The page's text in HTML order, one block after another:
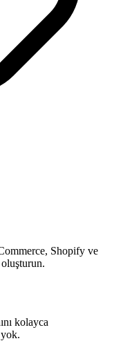
Shopify ve
kolayca